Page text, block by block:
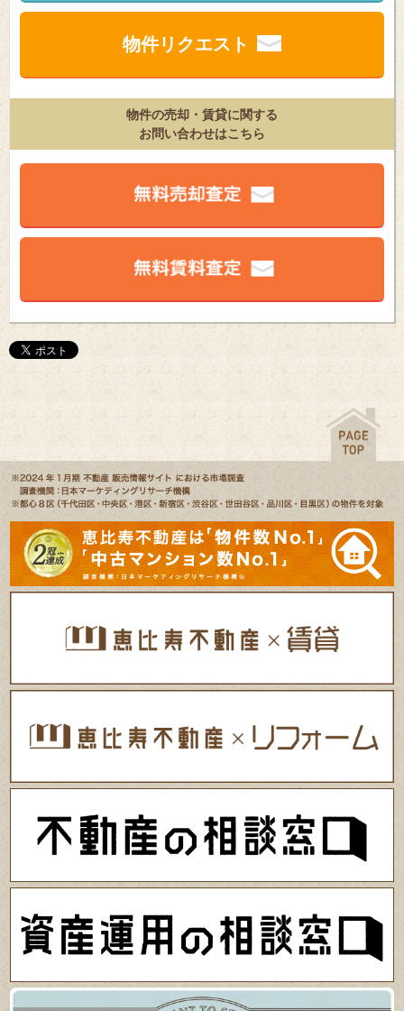
物件リクエスト
物件の売却・賃貸に関する
お問い合わせはこちら